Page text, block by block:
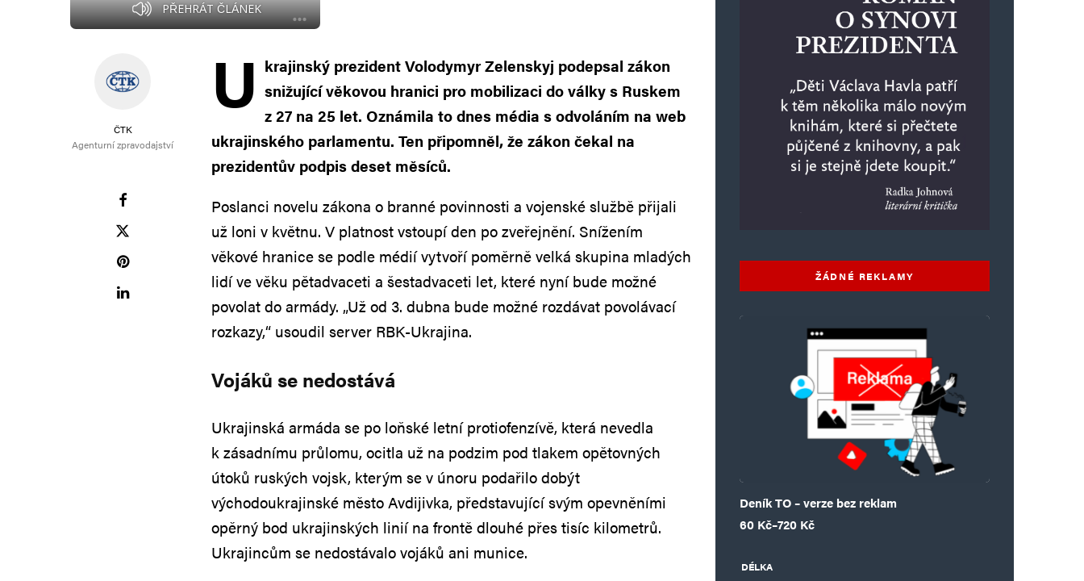
PŘEHRÁT ČLÁNEK
ČTK
Agenturní zpravodajství
U krajinský prezident Volodymyr Zelenskyj podepsal zákon
snižující věkovou hranici pro mobilizaci do války s Ruskem
z 27 na 25 let. Oznámila to dnes média s odvoláním na web
ukrajinského parlamentu. Ten připomněl, že zákon čekal na
prezidentův podpis deset měsíců.
Poslanci novelu zákona o branné povinnosti a vojenské službě přijali
už loni v květnu. V platnost vstoupí den po zveřejnění. Snížením
věkové hranice se podle médií vytvoří poměrně velká skupina mladých
lidí ve věku pětadvaceti a šestadvaceti let, které nyní bude možné
povolat do armády. „Už od 3. dubna bude možné rozdávat povolávací
rozkazy,“ usoudil server RBK-Ukrajina.
Vojáků se nedostává
Ukrajinská armáda se po loňské letní protiofenzívě, která nevedla
k zásadnímu průlomu, ocitla už na podzim pod tlakem opětovných
útoků ruských vojsk, kterým se v únoru podařilo dobýt
východoukrajinské město Avdijivka, představující svým opevněními
opěrný bod ukrajinských linií na frontě dlouhé přes tisíc kilometrů.
Ukrajincům se nedostávalo vojáků ani munice.
ŽÁDNÉ REKLAMY
Deník TO – verze bez reklam
60 Kč–720 Kč
Rozpětí cen: 60 Kč až 720 Kč
DÉLKA